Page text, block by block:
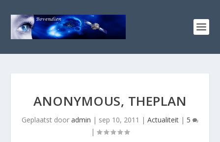
ANONYMOUS, THEPLAN
Geplaatst door admin | sep 10, 2011 | Actualiteit | 5
|